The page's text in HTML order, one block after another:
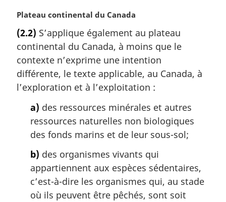
e
N
t
e
m
a
g
Plateau continental du Canada
(2.2) S’applique également au plateau
continental du Canada, à moins que le
contexte n’exprime une intention
différente, le texte applicable, au Canada, à
l’exploration et à l’exploitation :
a) des ressources minérales et autres
ressources naturelles non biologiques
des fonds marins et de leur sous-sol;
b) des organismes vivants qui
appartiennent aux espèces sédentaires,
c’est-à-dire les organismes qui, au stade
où ils peuvent être pêchés, sont soit